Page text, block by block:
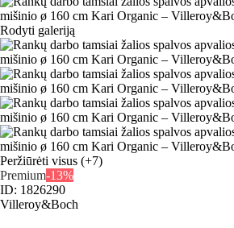
Rodyti galeriją
Peržiūrėti visus (+7)
Premium-13%
ID: 1826290
Villeroy&Boch